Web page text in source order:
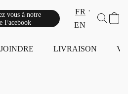
vous à notre
Facebook
FR
EN
LIVRAISON